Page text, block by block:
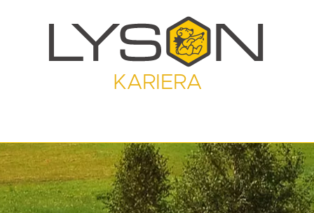
KARIERA